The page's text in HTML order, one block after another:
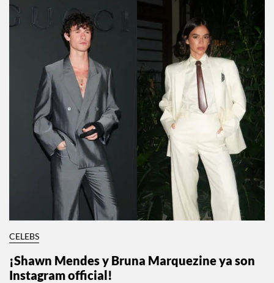
CELEBS
¡Shawn Mendes y Bruna Marquezine ya son
Instagram official!